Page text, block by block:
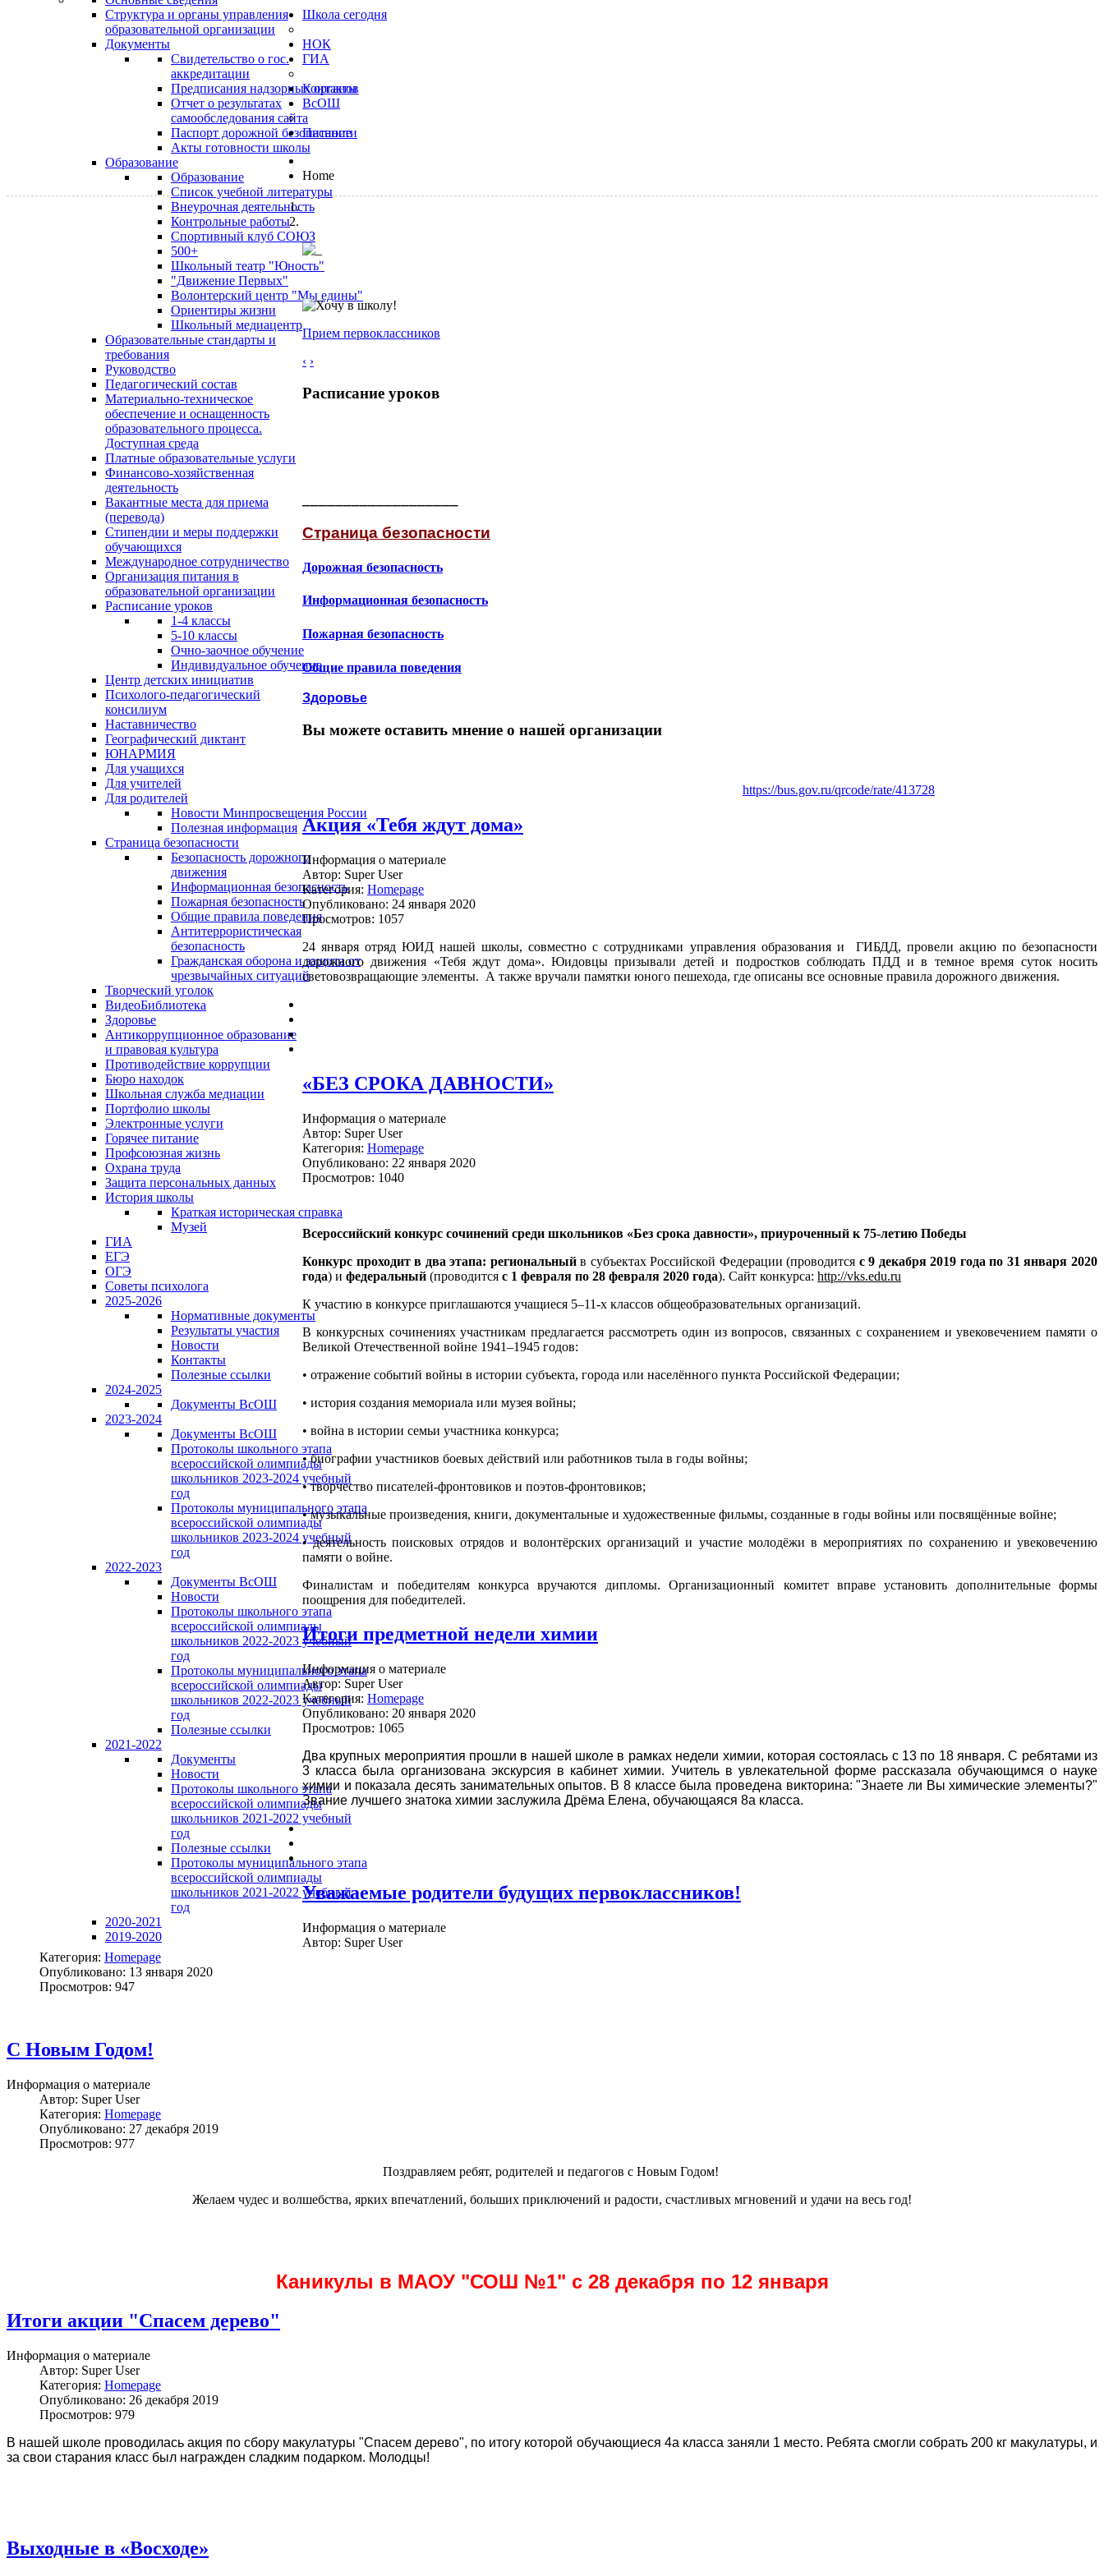
Структура и органы управления
образовательной организации
Документы
Свидетельство о гос.
аккредитации
Предписания надзорных органов
Отчет о результатах
самообследования сайта
Паспорт дорожной безопасности
Акты готовности школы
Образование
Образование
Список учебной литературы
Внеурочная деятельность
Контрольные работы
Спортивный клуб СОЮЗ
500+
Школьный театр "Юность"
"Движение Первых"
Волонтерский центр "Мы едины"
Ориентиры жизни
Школьный медиацентр
Образовательные стандарты и
требования
Руководство
Педагогический состав
Материально-техническое
обеспечение и оснащенность
образовательного процесса.
Доступная среда
Платные образовательные услуги
Финансово-хозяйственная
деятельность
Вакантные места для приема
(перевода)
Стипендии и меры поддержки
обучающихся
Международное сотрудничество
Организация питания в
образовательной организации
Школа сегодня
Расписание уроков
1-4 классы
5-10 классы
Очно-заочное обучение
Индивидуальное обучение
Центр детских инициатив
Психолого-педагогический
консилиум
Наставничество
Географический диктант
ЮНАРМИЯ
Для учащихся
Для учителей
Для родителей
Новости Минпросвещения России
Полезная информация
Страница безопасности
Безопасность дорожного
движения
Информационная безопасность
Пожарная безопасность
Общие правила поведения
Антитеррористическая
безопасность
Гражданская оборона и защита от
чрезвычайных ситуаций
Творческий уголок
ВидеоБиблиотека
Здоровье
Антикоррупционное образование
и правовая культура
Противодействие коррупции
Бюро находок
Школьная служба медиации
Портфолио школы
Электронные услуги
Горячее питание
Профсоюзная жизнь
Охрана труда
Защита персональных данных
История школы
Краткая историческая справка
Музей
НОК
ГИА
ГИА
ЕГЭ
ОГЭ
Советы психолога
Контакты
ВсОШ
2025-2026
Нормативные документы
Результаты участия
Новости
Контакты
Полезные ссылки
2024-2025
Документы ВсОШ
2023-2024
Документы ВсОШ
Протоколы школьного этапа
всероссийской олимпиады
школьников 2023-2024 учебный
год
Протоколы муниципального этапа
всероссийской олимпиады
школьников 2023-2024 учебный
год
2022-2023
Документы ВсОШ
Новости
Протоколы школьного этапа
всероссийской олимпиады
школьников 2022-2023 учебный
год
Протоколы муниципального этапа
всероссийской олимпиады
школьников 2022-2023 учебный
год
Полезные ссылки
2021-2022
Документы
Новости
Протоколы школьного этапа
всероссийской олимпиады
школьников 2021-2022 учебный
год
Полезные ссылки
Протоколы муниципального этапа
всероссийской олимпиады
школьников 2021-2022 учебный
год
2020-2021
2019-2020
Питание
Home
Прием первоклассников
‹ ›
Расписание уроков
Страница безопасности
Дорожная безопасность
Информационная безопасность
Пожарная безопасность
Общие правила поведения
Здоровье
Вы можете оставить мнение о нашей организации
https://bus.gov.ru/qrcode/rate/413728
Акция «Тебя ждут дома»
Информация о материале
Автор: Super User
Категория: Homepage
Опубликовано: 24 января 2020
Просмотров: 1057
24 января отряд ЮИД нашей школы, совместно с сотрудниками управления образования и ГИБДД, провели акцию по безопасности
дорожного движения «Тебя ждут дома». Юидовцы призывали детей и подростков соблюдать ПДД и в темное время суток носить
световозвращающие элементы. А также вручали памятки юного пешехода, где описаны все основные правила дорожного движения.
«БЕЗ СРОКА ДАВНОСТИ»
Информация о материале
Автор: Super User
Категория: Homepage
Опубликовано: 22 января 2020
Просмотров: 1040
Всероссийский конкурс сочинений среди школьников «Без срока давности», приуроченный к 75-летию Победы
Конкурс проходит в два этапа: региональныйв субъектах Российской Федерации (проводится с 9 декабря 2019 года по 31 января 2020
года) и федеральный (проводится с 1 февраля по 28 февраля 2020 года). Сайт конкурса: http://vks.edu.ru
К участию в конкурсе приглашаются учащиеся 5–11-х классов общеобразовательных организаций.
В конкурсных сочинениях участникам предлагается рассмотреть один из вопросов, связанных с сохранением и увековечением памяти о
Великой Отечественной войне 1941–1945 годов:
• отражение событий войны в истории субъекта, города или населённого пункта Российской Федерации;
• история создания мемориала или музея войны;
• война в истории семьи участника конкурса;
• биографии участников боевых действий или работников тыла в годы войны;
• творчество писателей-фронтовиков и поэтов-фронтовиков;
• музыкальные произведения, книги, документальные и художественные фильмы, созданные в годы войны или посвящённые войне;
• деятельность поисковых отрядов и волонтёрских организаций и участие молодёжи в мероприятиях по сохранению и увековечению
памяти о войне.
Финалистам и победителям конкурса вручаются дипломы. Организационный комитет вправе установить дополнительные формы
поощрения для победителей.
Итоги предметной недели химии
Информация о материале
Автор: Super User
Категория: Homepage
Опубликовано: 20 января 2020
Просмотров: 1065
Два крупных мероприятия прошли в нашей школе в рамках недели химии, которая состоялась с 13 по 18 января. С ребятами из
3 класса была организована экскурсия в кабинет химии. Учитель в увлекательной форме рассказала обучающимся о науке
химии и показала десять занимательных опытов. В 8 классе была проведена викторина: "Знаете ли Вы химические элементы?"
Звание лучшего знатока химии заслужила Дрёма Елена, обучающаяся 8а класса.
Уважаемые родители будущих первоклассников!
Информация о материале
Автор: Super User
Категория: Homepage
Опубликовано: 13 января 2020
Просмотров: 947
С Новым Годом!
Информация о материале
Автор: Super User
Категория: Homepage
Опубликовано: 27 декабря 2019
Просмотров: 977
Поздравляем ребят, родителей и педагогов с Новым Годом!
Желаем чудес и волшебства, ярких впечатлений, больших приключений и радости, счастливых мгновений и удачи на весь год!
Каникулы в МАОУ "СОШ №1" с 28 декабря по 12 января
Итоги акции "Спасем дерево"
Информация о материале
Автор: Super User
Категория: Homepage
Опубликовано: 26 декабря 2019
Просмотров: 979
В нашей школе проводилась акция по сбору макулатуры "Спасем дерево", по итогу которой обучающиеся 4а класса заняли 1 место. Ребята смогли собрать 200 кг макулатуры, и
за свои старания класс был награжден сладким подарком. Молодцы!
Выходные в «Восходе»